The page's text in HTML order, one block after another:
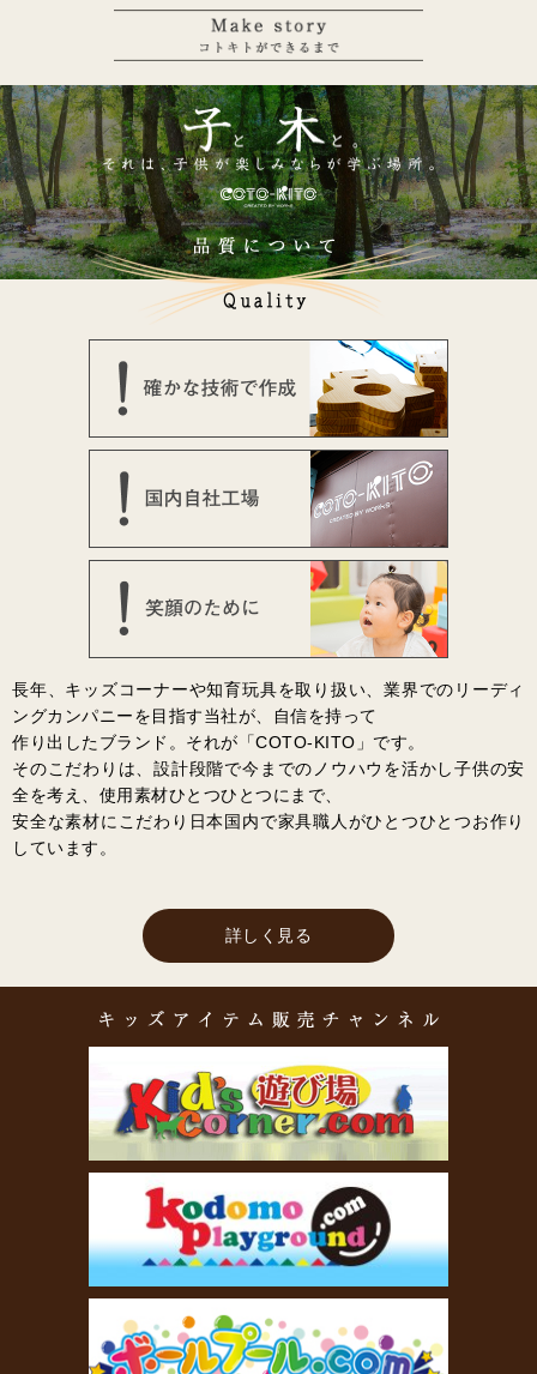
長年、キッズコーナーや知育玩具を取り扱い、業界でのリーディ
ングカンパニーを目指す当社が、自信を持って
作り出したブランド。それが「COTO-KITO」です。
そのこだわりは、設計段階で今までのノウハウを活かし子供の安
全を考え、使用素材ひとつひとつにまで、
安全な素材にこだわり日本国内で家具職人がひとつひとつお作り
しています。
詳しく見る